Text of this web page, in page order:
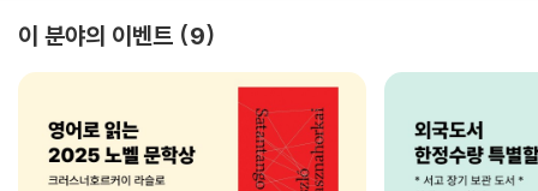
이 분야의 이벤트 9